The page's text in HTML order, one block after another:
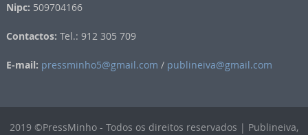
Nipc: 509704166
Contactos: Tel.: 912 305 709
E-mail: pressminho5@gmail.com / publineiva@gmail.com
2019 ©PressMinho - Todos os direitos reservados | Publineiva,